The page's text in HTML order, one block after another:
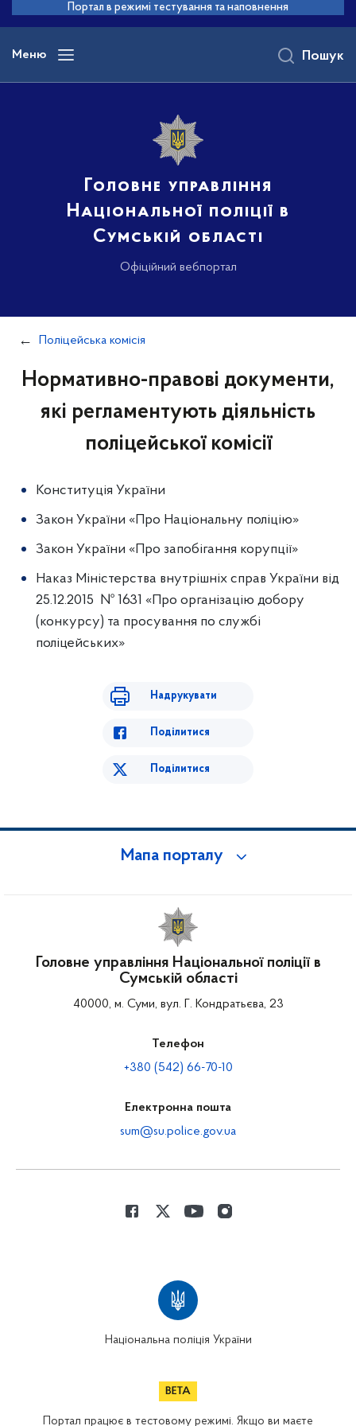
основного
вмісту
Портал в режимі тестування та наповнення
Меню
Головне управління
Національної поліції в
Сумській області
Офіційний вебпортал
Пошук
Поліцейська комісія
Нормативно-правові документи,
які регламентують діяльність
поліцейської комісії
Конституція України
Закон України «Про Національну поліцію»
Закон України «Про запобігання корупції»
Наказ Міністерства внутрішніх справ України від
25.12.2015 № 1631 «Про організацію добору
(конкурсу) та просування по службі
поліцейських»
Надрукувати
Поділитися
Поділитися
Мапа порталу
Головне управління Національної поліції в
Сумській області
40000, м. Суми, вул. Г. Кондратьєва, 23
Телефон
+380 (542) 66-70-10
Електронна пошта
sum@su.police.gov.ua
Національна поліція України
Портал працює в тестовому режимі. Якщо ви маєте